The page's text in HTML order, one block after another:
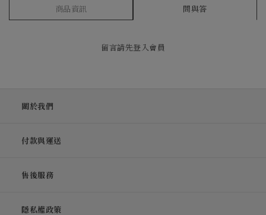
商品資訊 問與答
留言請先登入會員
關於我們
付款與運送
售後服務
隱私權政策